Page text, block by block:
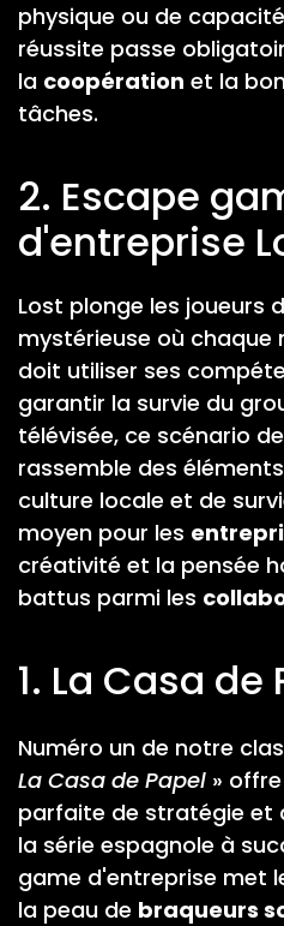
physique ou de
réussite passe
la coopération et la
tâches.
2. Escape
d'entreprise
Lost plonge les joueurs
mystérieuse où chaque
doit utiliser ses
garantir la survie du
télévisée, ce scénario
rassemble des
culture locale et de
moyen pour les
créativité et la pensée
battus parmi les
1. La Casa de
Numéro un de notre
La Casa de Papel »
parfaite de stratégie et
la série espagnole à
game d'entreprise met
la peau de braqueurs